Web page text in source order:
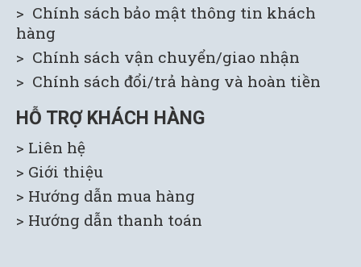
> Chính sách bảo mật thông tin khách
hàng
> Chính sách vận chuyển/giao nhận
> Chính sách đổi/trả hàng và hoàn tiền
HỖ TRỢ KHÁCH HÀNG
> Liên hệ
> Giới thiệu
> Hướng dẫn mua hàng
> Hướng dẫn thanh toán